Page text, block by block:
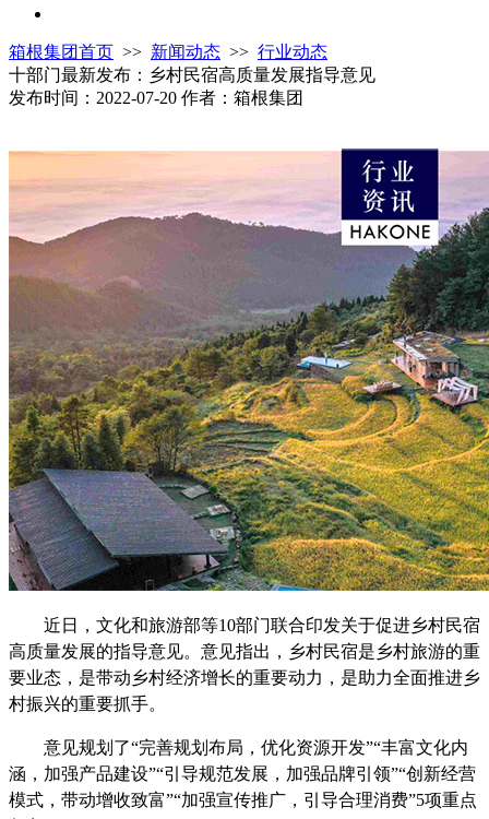
箱根集团首页 >> 新闻动态 >> 行业动态
十部门最新发布：乡村民宿高质量发展指导意见
发布时间：2022-07-20 作者：箱根集团
近日，文化和旅游部等10部门联合印发关于促进乡村民宿
高质量发展的指导意见。意见指出，乡村民宿是乡村旅游的重
要业态，是带动乡村经济增长的重要动力，是助力全面推进乡
村振兴的重要抓手。
意见规划了“完善规划布局，优化资源开发”“丰富文化内
涵，加强产品建设”“引导规范发展，加强品牌引领”“创新经营
模式，带动增收致富”“加强宣传推广，引导合理消费”5项重点